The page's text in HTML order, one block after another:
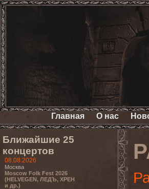
Главная О нас
Ближайшие 25
концертов
08.08.2026
Москва
Moscow Folk Fest 2026
(HELVEGEN, ЛЕДЪ, ХРЕН
и др.)